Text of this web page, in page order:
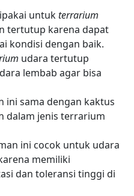
untukterrarium
tertutup karena dapat
kondisi dengan baik.
udara tertutup
lembab agar bisa
ini sama dengan kaktus
dalam jenis terrarium
ini cocok untuk udara
memiliki
dan toleransi tinggi di